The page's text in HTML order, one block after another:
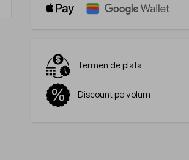
Termen de plata
Discount pe volum